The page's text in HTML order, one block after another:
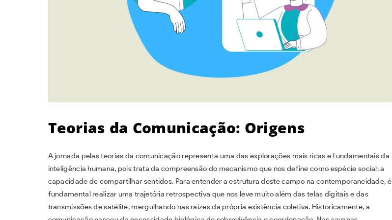
Teorias da Comunicação: Origens
A jornada pelas teorias da comunicação representa uma das explorações mais ricas e fundamentais da
inteligência humana, pois trata da compreensão do mecanismo que nos define como espécie social: a
capacidade de compartilhar sentidos. Para entender a estrutura deste campo na contemporaneidade, é
fundamental realizar uma trajetória retrospectiva que nos leve muito além das telas digitais e das
transmissões de satélite, mergulhando nas raízes da própria existência coletiva. Historicamente, a